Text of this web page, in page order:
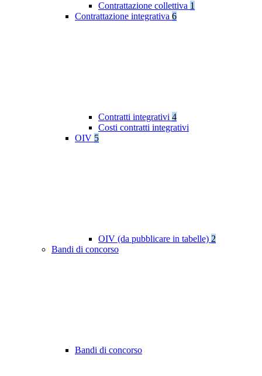
Contrattazione collettiva 1
Contrattazione integrativa 6
Contratti integrativi 4
Costi contratti integrativi
OIV 5
OIV (da pubblicare in tabelle) 2
Bandi di concorso
Bandi di concorso